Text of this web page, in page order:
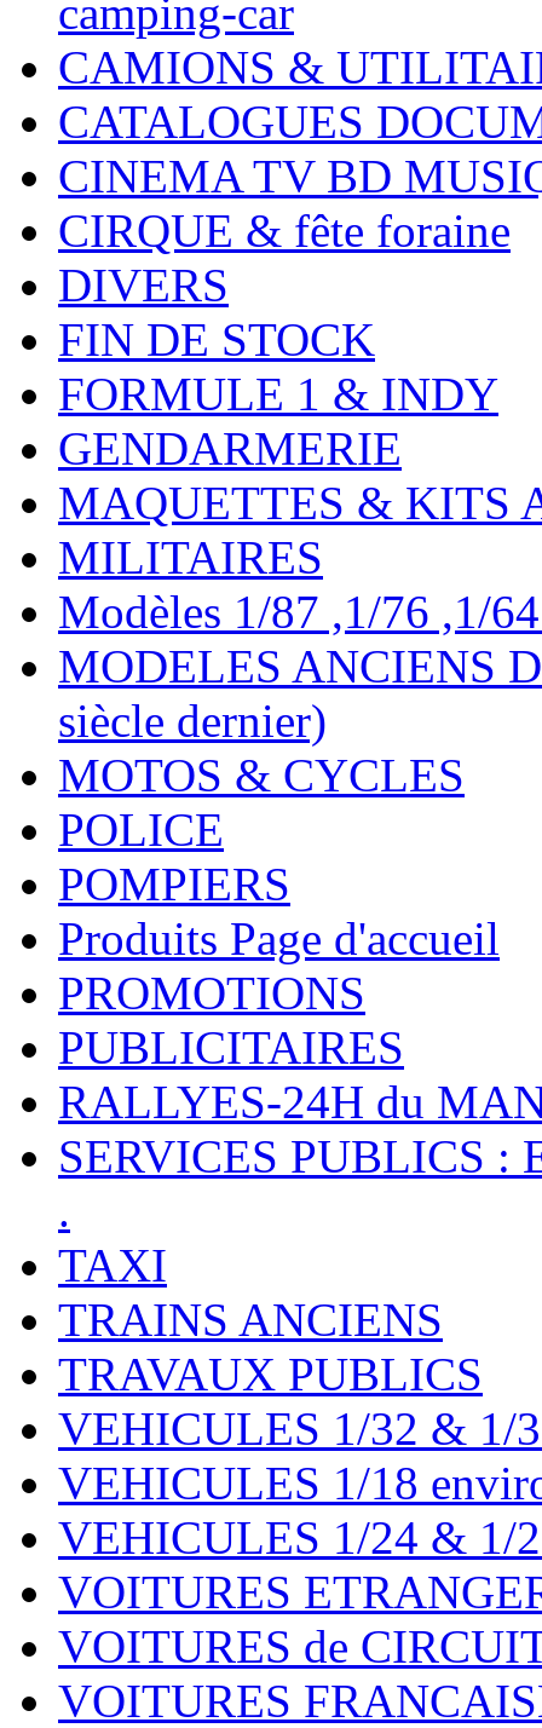
camping-car
CAMIONS &
CATALOGUES
CINEMA TV BD
CIRQUE & fête foraine
DIVERS
FIN DE STOCK
FORMULE 1 & INDY
GENDARMERIE
MAQUETTES & KITS
MILITAIRES
Modèles 1/87 ,1/76 ,1/
MODELES ANCIENS
siècle dernier)
MOTOS & CYCLES
POLICE
POMPIERS
Produits Page d'accueil
PROMOTIONS
PUBLICITAIRES
RALLYES-24H du
SERVICES PUBLICS :
.
TAXI
TRAINS ANCIENS
TRAVAUX PUBLICS
VEHICULES 1/32 & 1/
VEHICULES 1/18
VEHICULES 1/24 & 1/
VOITURES
VOITURES de
VOITURES